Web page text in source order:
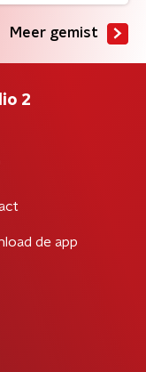
Meer gemist
2
de app